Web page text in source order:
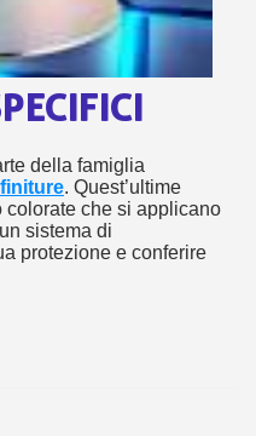
della famiglia
. Quest’ultime
che si applicano
sistema di
protezione e conferire